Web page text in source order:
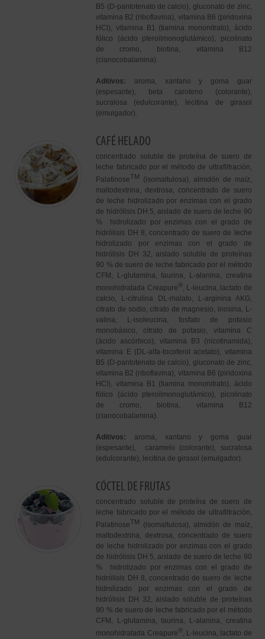
B5 (D-pantotenato de calcio), gluconato de zinc,
vitamina B2 (riboflavina), vitamina B6 (piridoxina
HCl), vitamina B1 (tiamina mononitrato), ácido
fólico (ácido pteroilmonoglutámico), picolinato
de cromo, biotina, vitamina B12
(cianocobalamina).
Aditivos: aroma, xantano y goma guar
(espesante), beta caroteno (colorante),
sucralosa (edulcorante), lecitina de girasol
(emulgador).
CAFÉ HELADO
concentrado soluble de proteína de suero de
leche fabricado por el método de ultrafiltración,
PalatinoseTM
(isomaltulosa), almidón de maíz,
maltodextrina, dextrosa, concentrado de suero
de leche hidrolizado por enzimas con el grado
de hidrólisis DH 5, aislado de suero de leche 90
% hidrolizado por enzimas con el grado de
hidrólisis DH 8, concentrado de suero de leche
hidrolizado por enzimas con el grado de
hidrólisis DH 32, aislado soluble de proteínas
90 % de suero de leche fabricado por el método
CFM, L-glutamina, taurina, L-alanina, creatina
monohidratada Creapure®, L-leucina, lactato de
calcio, L-citrulina DL-malato, L-arginina AKG,
citrato de sodio, citrato de magnesio, inosina, L-
valina, L-isoleucina, fosfato de potasio
monobásico, citrato de potasio, vitamina C
(ácido ascórbico), vitamina B3 (nicotinamida),
vitamina E (DL-alfa-tocoferol acetato), vitamina
B5 (D-pantotenato de calcio), gluconato de zinc,
vitamina B2 (riboflavina), vitamina B6 (piridoxina
HCl), vitamina B1 (tiamina mononitrato), ácido
fólico (ácido pteroilmonoglutámico), picolinato
de cromo, biotina, vitamina B12
(cianocobalamina).
Aditivos: aroma, xantano y goma guar
(espesante), caramelo (colorante), sucralosa
(edulcorante), lecitina de girasol (emulgador).
CÓCTEL DE FRUTAS
concentrado soluble de proteína de suero de
leche fabricado por el método de ultrafiltración,
PalatinoseTM
(isomaltulosa), almidón de maíz,
maltodextrina, dextrosa, concentrado de suero
de leche hidrolizado por enzimas con el grado
de hidrólisis DH 5, aislado de suero de leche 90
% hidrolizado por enzimas con el grado de
hidrólisis DH 8, concentrado de suero de leche
hidrolizado por enzimas con el grado de
hidrólisis DH 32, aislado soluble de proteínas
90 % de suero de leche fabricado por el método
CFM, L-glutamina, taurina, L-alanina, creatina
monohidratada Creapure®, L-leucina, lactato de